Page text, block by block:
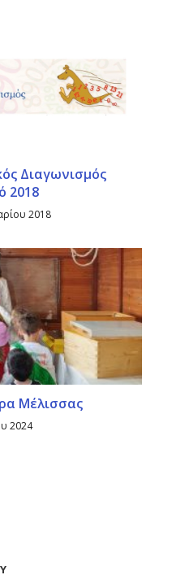
Διαγωνισμός
2018
2018
Μέλισσας
2024